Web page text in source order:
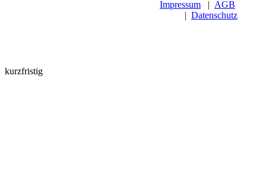
Impressum | AGB
| Datenschutz
kurzfristig